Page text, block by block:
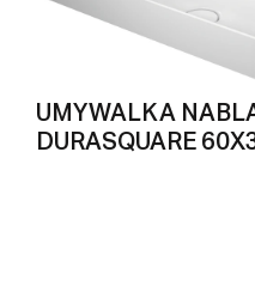
UMYWALKA
DURASQUARE